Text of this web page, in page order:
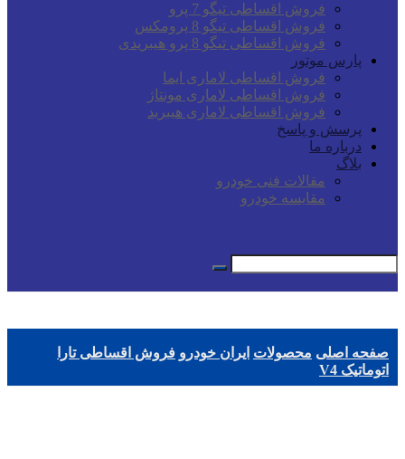
فروش اقساطی تیگو 7 پرو
فروش اقساطی تیگو 8 پرومکس
فروش اقساطی تیگو 8 پرو هیبریدی
پارس موتور
فروش اقساطی لاماری ایما
فروش اقساطی لاماری مونتاژ
فروش اقساطی لاماری هیبرید
پرسش و پاسخ
درباره ما
بلاگ
مقالات فنی خودرو
مقایسه خودرو
صفحه اصلی محصولات ایران خودرو فروش اقساطی تارا
اتوماتیک V4